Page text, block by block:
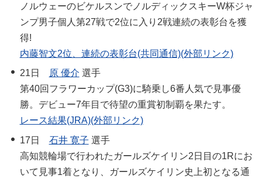
ノルウェーのビケルスンでノルディックスキーW杯ジャ
ンプ男子個人第27戦で2位に入り2戦連続の表彰台を獲
得!
内藤智文2位、連続の表彰台(共同通信)(外部リンク)
21日
原 優介 選手
第40回フラワーカップ(G3)に騎乗し6番人気で見事優
勝。デビュー7年目で待望の重賞初制覇を果たす。
レース結果(JRA)(外部リンク)
17日 石井 寛子 選手
高知競輪場で行われたガールズケイリン2日目の1Rにお
いて見事1着となり、ガールズケイリン史上初となる通